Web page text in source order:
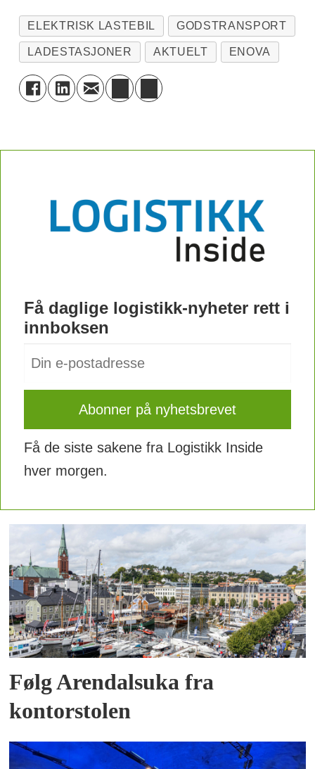
ELEKTRISK LASTEBIL GODSTRANSPORT
LADESTASJONER AKTUELT ENOVA
Få daglige logistikk-nyheter rett i
innboksen
Få de siste sakene fra Logistikk Inside
hver morgen.
Følg Arendalsuka fra
kontorstolen